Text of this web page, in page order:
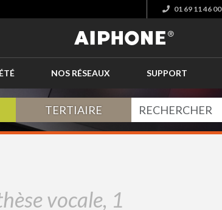
01 69 11 46 00
NOS RÉSEAUX SUPPORT
TERTIAIRE
vocale, 1